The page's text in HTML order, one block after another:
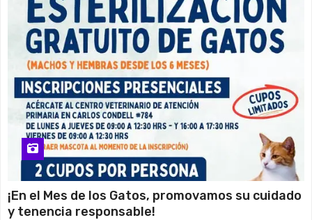
¡En el Mes de los Gatos, promovamos su cuidado
y tenencia responsable!